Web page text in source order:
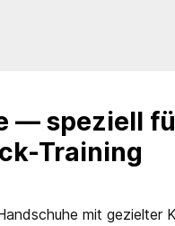
— speziell
Training
mit gezielter